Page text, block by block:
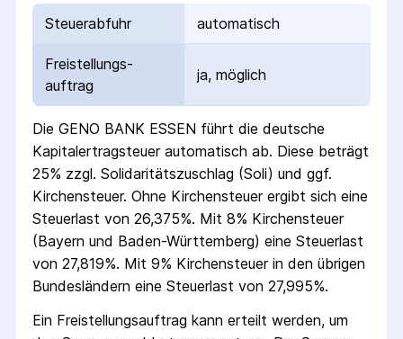
Steuerabfuhr automatisch
Freistellungs­
auftrag
ja, möglich
Die GENO BANK ESSEN führt die deutsche
Kapital­ertrag­steuer automatisch ab. Diese beträgt
25% zzgl. Solidaritäts­zuschlag (Soli) und ggf.
Kirchensteuer. Ohne Kirchensteuer ergibt sich eine
Steuerlast von 26,375%. Mit 8% Kirchensteuer
(Bayern und Baden-Württemberg) eine Steuerlast
von 27,819%. Mit 9% Kirchensteuer in den übrigen
Bundesländern eine Steuerlast von 27,995%.
Ein Freistellungs­auftrag kann erteilt werden, um